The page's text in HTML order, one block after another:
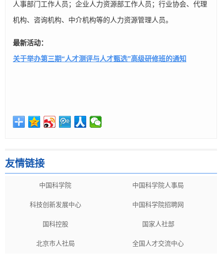
人事部门工作人员；企业人力资源部工作人员；行业协会、代理
机构、咨询机构、中介机构等的人力资源管理人员。
最新活动：
关于举办第三期“人才测评与人才甄选”高级研修班的通知
友情链接
中国科学院 中国科学院人事局
科技创新发展中心 中国科学院招聘网
国科控股 国家人社部
北京市人社局 全国人才交流中心